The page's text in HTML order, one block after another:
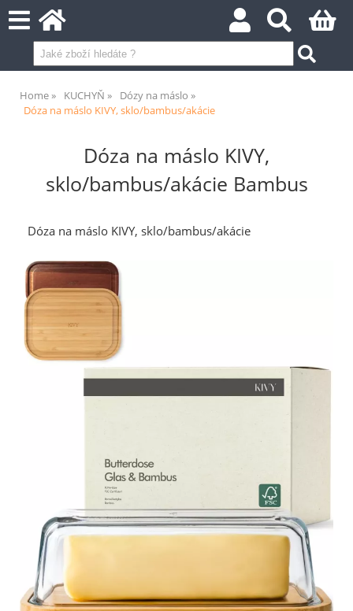
Home KUCHYŇ
Dózy na máslo
Dóza na máslo KIVY, sklo/bambus/akácie
Dóza na máslo KIVY,
sklo/bambus/akácie Bambus
Dóza na máslo KIVY, sklo/bambus/akácie